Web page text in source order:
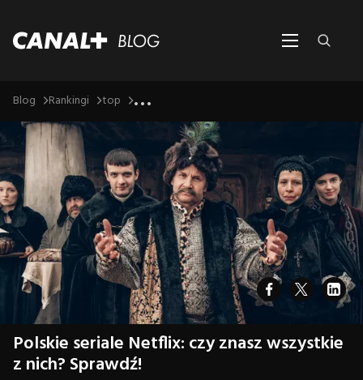
Blog Rankingi top ...
Polskie seriale Netflix: czy znasz wszystkie
z nich? Sprawdź!